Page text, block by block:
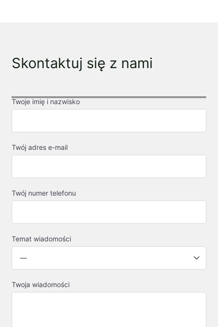
Skontaktuj się z nami
Twoje imię i nazwisko
Twój adres e-mail
Twój numer telefonu
Temat wiadomości
Twoja wiadomości